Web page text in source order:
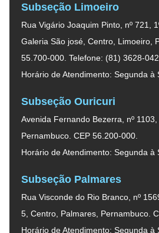
Subseção Limoeiro
Rua Vigário Joaquim Pinto, nº 721,
Galeria São josé, Centro, Limoeiro,
55.700-000. Telefone: (81) 3628-
Horário de Atendimento: Segunda à
Subseção Ouricuri
Avenida Fernando Bezerra, nº 1103,
Pernambuco. CEP 56.200-000.
Horário de Atendimento: Segunda à
Subseção Palmares
Rua Visconde do Rio Branco, nº
5, Centro, Palmares, Pernambuco.
Horário de Atendimento: Segunda à